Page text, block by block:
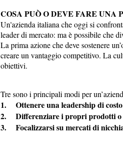
COSA PUÒ O DEVE FARE UNA
Un'azienda italiana che oggi si
leader di mercato: ma è possibile che
La prima azione che deve sostenere
creare un vantaggio competitivo. La
obiettivi.
Tre sono i principali modi per
1. Ottenere una leadership di costo
2. Differenziare i propri prodotti o
3. Focalizzarsi su mercati di